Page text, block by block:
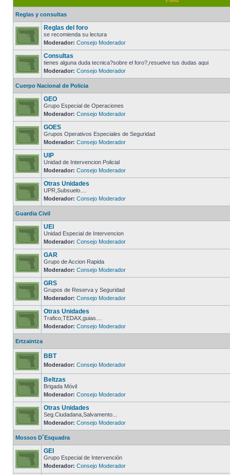
Reglas y consultas
Reglas del foro
se recomienda su lectura
Moderador: Consejo Moderador
Consultas
tienes alguna duda tecnica?sobre el foro?,resuelve tus dudas aqui
Moderador: Consejo Moderador
Cuerpo Nacional de Policia
GEO
Grupo Especial de Operaciones
Moderador: Consejo Moderador
GOES
Grupos Operativos Especiales de Seguridad
Moderador: Consejo Moderador
UIP
Unidad de Intervencion Policial
Moderador: Consejo Moderador
Otras Unidades
UPR,Subsuelo....
Moderador: Consejo Moderador
Guardia Civil
UEI
Unidad Especial de Intervencion
Moderador: Consejo Moderador
GAR
Grupo de Accion Rapida
Moderador: Consejo Moderador
GRS
Grupos de Reserva y Seguridad
Moderador: Consejo Moderador
Otras Unidades
Trafico,TEDAX,guias....
Moderador: Consejo Moderador
Ertzaintza
BBT
Moderador: Consejo Moderador
Beltzas
Brigada Móvil
Moderador: Consejo Moderador
Otras Unidades
Seg.Ciudadana,Salvamento...
Moderador: Consejo Moderador
Mossos D´Esquadra
GEI
Grupo Especial de Intervención
Moderador: Consejo Moderador